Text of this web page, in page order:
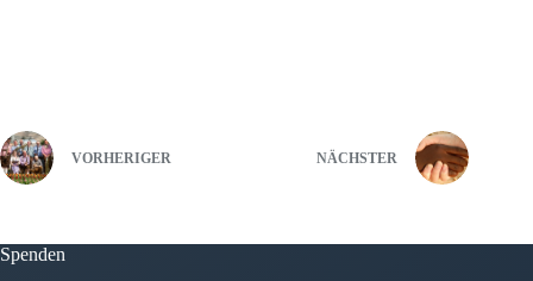
VORHERIGER NÄCHSTER
Spenden